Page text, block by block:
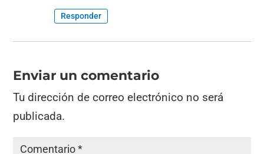
Responder
Enviar un comentario
Tu dirección de correo electrónico no será
publicada.